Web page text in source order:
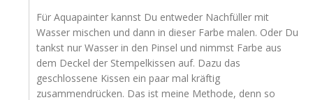
Für Aquapainter kannst Du entweder Nachfüller mit
Wasser mischen und dann in dieser Farbe malen. Oder Du
tankst nur Wasser in den Pinsel und nimmst Farbe aus
dem Deckel der Stempelkissen auf. Dazu das
geschlossene Kissen ein paar mal kräftig
zusammendrücken. Das ist meine Methode, denn so